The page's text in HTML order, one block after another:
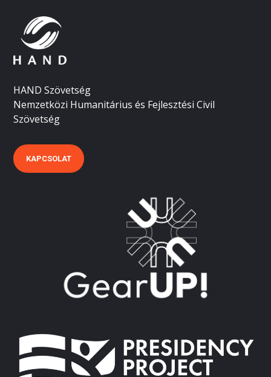
HAND Szövetség
Nemzetközi Humanitárius és Fejlesztési Civil
Szövetség
KAPCSOLAT